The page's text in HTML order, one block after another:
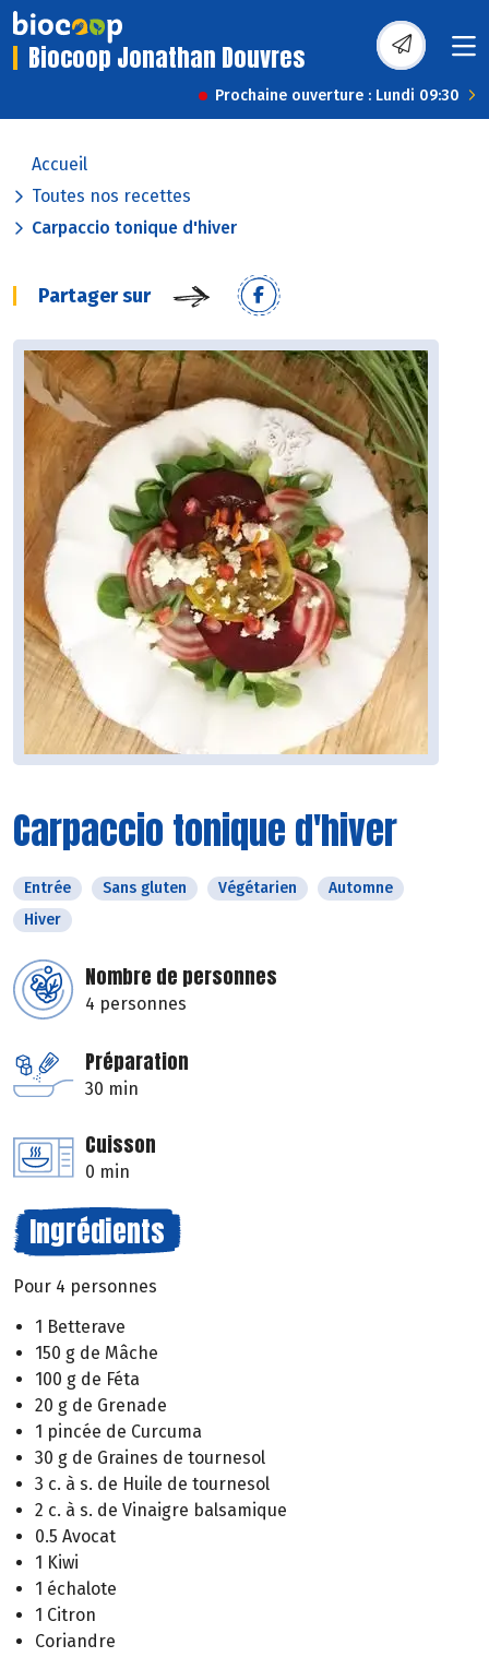
Biocoop Jonathan Douvres
Prochaine ouverture : Lundi 09:30
Accueil
Toutes nos recettes
Carpaccio tonique d'hiver
Partager sur
Carpaccio tonique d'hiver
Entrée Sans gluten Végétarien
Automne
Hiver
Nombre de personnes
4 personnes
Préparation
30 min
Cuisson
0 min
Ingrédients
Pour 4 personnes
1 Betterave
150 g de Mâche
100 g de Féta
20 g de Grenade
1 pincée de Curcuma
30 g de Graines de tournesol
3 c. à s. de Huile de tournesol
2 c. à s. de Vinaigre balsamique
0.5 Avocat
1 Kiwi
1 échalote
1 Citron
Coriandre